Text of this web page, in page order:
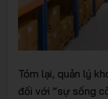
Tóm lại, quản lý
đối với “sự sống